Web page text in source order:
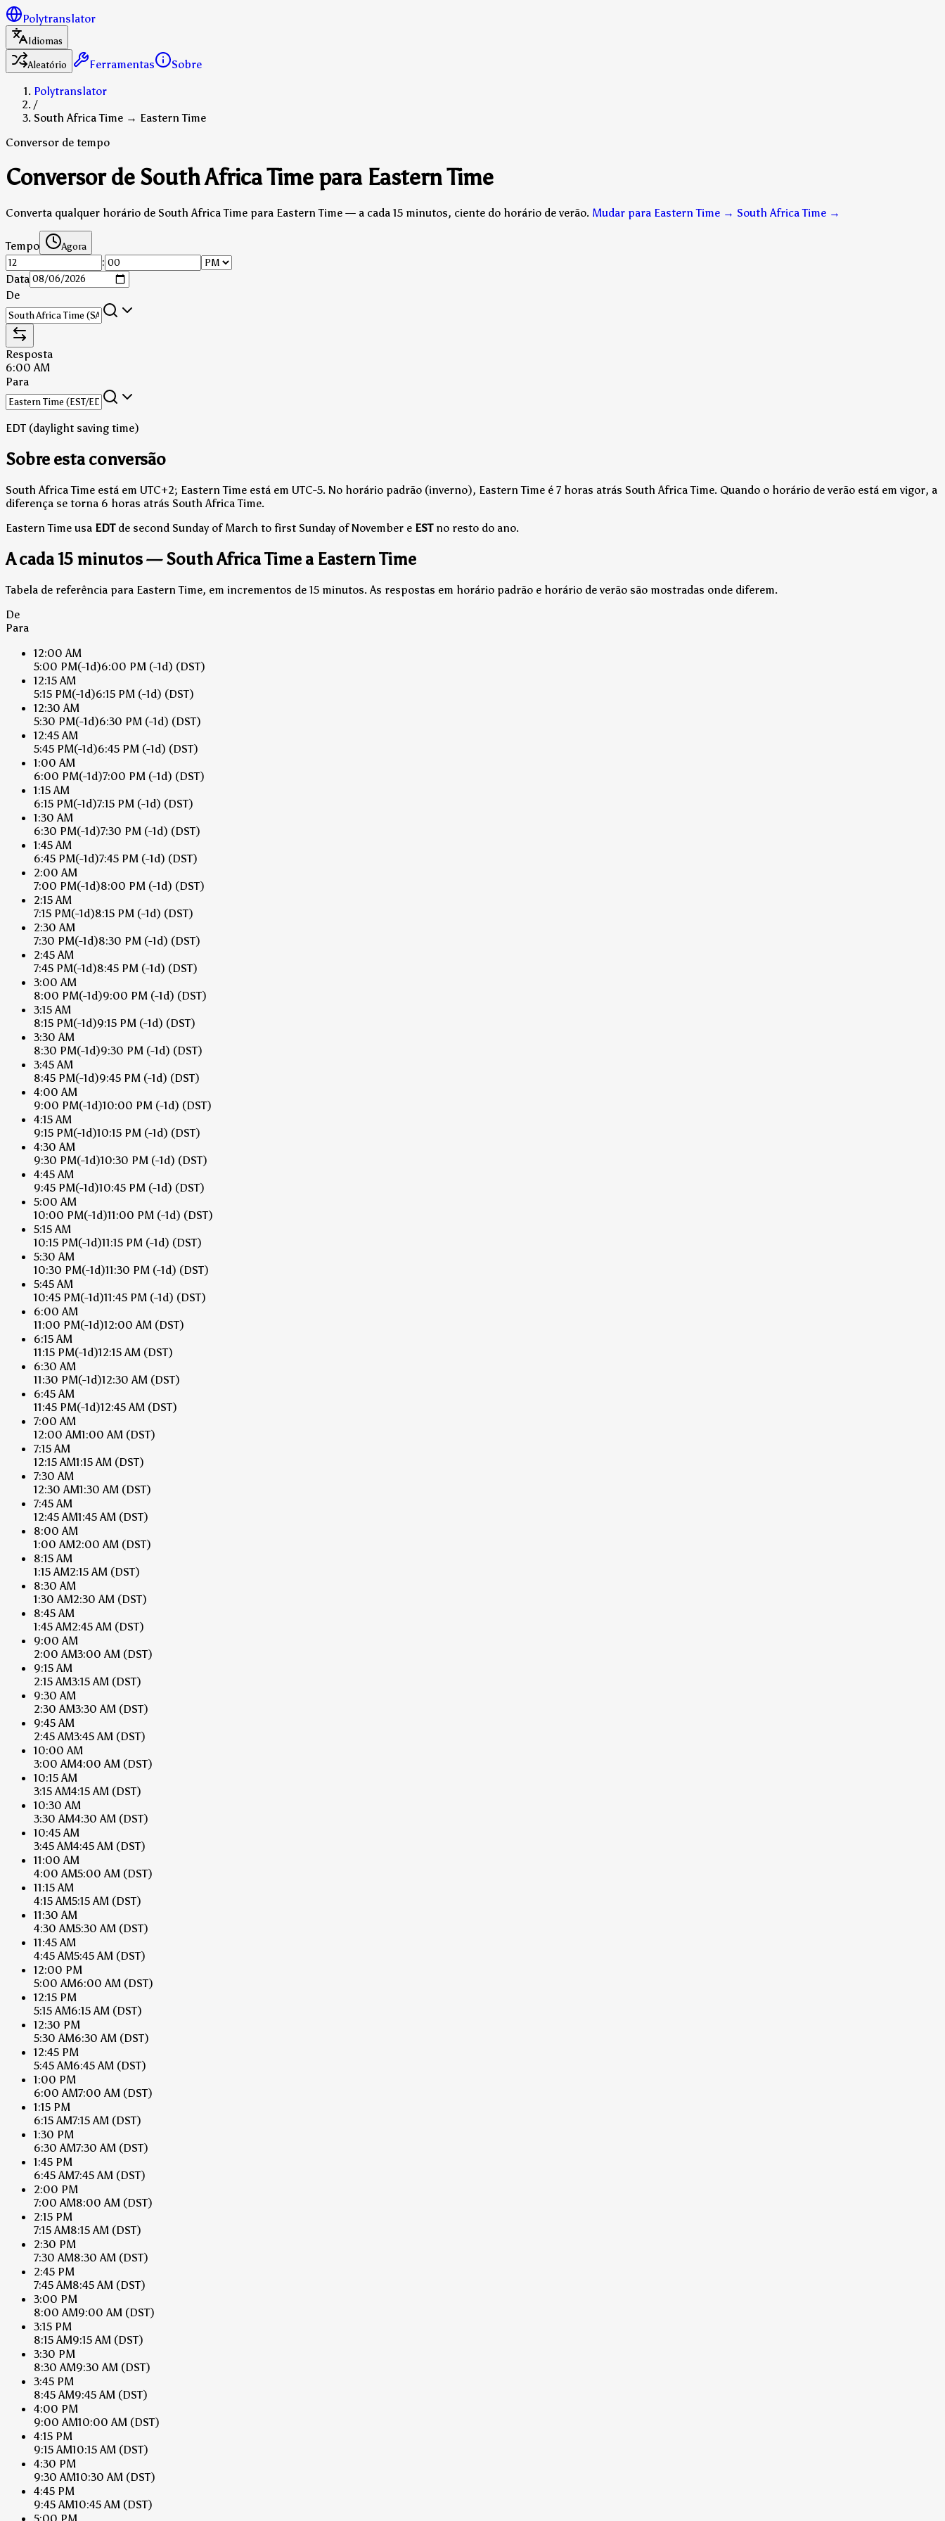
Polytranslator
Idiomas
Aleatório
Ferramentas
Sobre
Polytranslator
/
South Africa Time → Eastern Time
Conversor de tempo
Conversor de South Africa Time para Eastern Time
Converta qualquer horário de South Africa Time para Eastern Time — a cada 15 minutos, ciente do horário de verão. Mudar para Eastern Time → South Africa Time →
Tempo Agora
:
Data
De
Resposta
6:00 AM
Para
EDT (daylight saving time)
Sobre esta conversão
South Africa Time está em UTC+2; Eastern Time está em UTC-5. No horário padrão (inverno), Eastern Time é 7 horas atrás South Africa Time. Quando o horário de verão está em vigor, a
diferença se torna 6 horas atrás South Africa Time.
Eastern Time usa EDTde second Sunday of March to first Sunday of November e ESTno resto do ano.
A cada 15 minutos — South Africa Time a Eastern Time
Tabela de referência para Eastern Time, em incrementos de 15 minutos. As respostas em horário padrão e horário de verão são mostradas onde diferem.
De
Para
12:00 AM
5:00 PM(-1d)6:00 PM (-1d) (DST)
12:15 AM
5:15 PM(-1d)6:15 PM (-1d) (DST)
12:30 AM
5:30 PM(-1d)6:30 PM (-1d) (DST)
12:45 AM
5:45 PM(-1d)6:45 PM (-1d) (DST)
1:00 AM
6:00 PM(-1d)7:00 PM (-1d) (DST)
1:15 AM
6:15 PM(-1d)7:15 PM (-1d) (DST)
1:30 AM
6:30 PM(-1d)7:30 PM (-1d) (DST)
1:45 AM
6:45 PM(-1d)7:45 PM (-1d) (DST)
2:00 AM
7:00 PM(-1d)8:00 PM (-1d) (DST)
2:15 AM
7:15 PM(-1d)8:15 PM (-1d) (DST)
2:30 AM
7:30 PM(-1d)8:30 PM (-1d) (DST)
2:45 AM
7:45 PM(-1d)8:45 PM (-1d) (DST)
3:00 AM
8:00 PM(-1d)9:00 PM (-1d) (DST)
3:15 AM
8:15 PM(-1d)9:15 PM (-1d) (DST)
3:30 AM
8:30 PM(-1d)9:30 PM (-1d) (DST)
3:45 AM
8:45 PM(-1d)9:45 PM (-1d) (DST)
4:00 AM
9:00 PM(-1d)10:00 PM (-1d) (DST)
4:15 AM
9:15 PM(-1d)10:15 PM (-1d) (DST)
4:30 AM
9:30 PM(-1d)10:30 PM (-1d) (DST)
4:45 AM
9:45 PM(-1d)10:45 PM (-1d) (DST)
5:00 AM
10:00 PM(-1d)11:00 PM (-1d) (DST)
5:15 AM
10:15 PM(-1d)11:15 PM (-1d) (DST)
5:30 AM
10:30 PM(-1d)11:30 PM (-1d) (DST)
5:45 AM
10:45 PM(-1d)11:45 PM (-1d) (DST)
6:00 AM
11:00 PM(-1d)12:00 AM (DST)
6:15 AM
11:15 PM(-1d)12:15 AM (DST)
6:30 AM
11:30 PM(-1d)12:30 AM (DST)
6:45 AM
11:45 PM(-1d)12:45 AM (DST)
7:00 AM
12:00 AM1:00 AM (DST)
7:15 AM
12:15 AM1:15 AM (DST)
7:30 AM
12:30 AM1:30 AM (DST)
7:45 AM
12:45 AM1:45 AM (DST)
8:00 AM
1:00 AM2:00 AM (DST)
8:15 AM
1:15 AM2:15 AM (DST)
8:30 AM
1:30 AM2:30 AM (DST)
8:45 AM
1:45 AM2:45 AM (DST)
9:00 AM
2:00 AM3:00 AM (DST)
9:15 AM
2:15 AM3:15 AM (DST)
9:30 AM
2:30 AM3:30 AM (DST)
9:45 AM
2:45 AM3:45 AM (DST)
10:00 AM
3:00 AM4:00 AM (DST)
10:15 AM
3:15 AM4:15 AM (DST)
10:30 AM
3:30 AM4:30 AM (DST)
10:45 AM
3:45 AM4:45 AM (DST)
11:00 AM
4:00 AM5:00 AM (DST)
11:15 AM
4:15 AM5:15 AM (DST)
11:30 AM
4:30 AM5:30 AM (DST)
11:45 AM
4:45 AM5:45 AM (DST)
12:00 PM
5:00 AM6:00 AM (DST)
12:15 PM
5:15 AM6:15 AM (DST)
12:30 PM
5:30 AM6:30 AM (DST)
12:45 PM
5:45 AM6:45 AM (DST)
1:00 PM
6:00 AM7:00 AM (DST)
1:15 PM
6:15 AM7:15 AM (DST)
1:30 PM
6:30 AM7:30 AM (DST)
1:45 PM
6:45 AM7:45 AM (DST)
2:00 PM
7:00 AM8:00 AM (DST)
2:15 PM
7:15 AM8:15 AM (DST)
2:30 PM
7:30 AM8:30 AM (DST)
2:45 PM
7:45 AM8:45 AM (DST)
3:00 PM
8:00 AM9:00 AM (DST)
3:15 PM
8:15 AM9:15 AM (DST)
3:30 PM
8:30 AM9:30 AM (DST)
3:45 PM
8:45 AM9:45 AM (DST)
4:00 PM
9:00 AM10:00 AM (DST)
4:15 PM
9:15 AM10:15 AM (DST)
4:30 PM
9:30 AM10:30 AM (DST)
4:45 PM
9:45 AM10:45 AM (DST)
5:00 PM